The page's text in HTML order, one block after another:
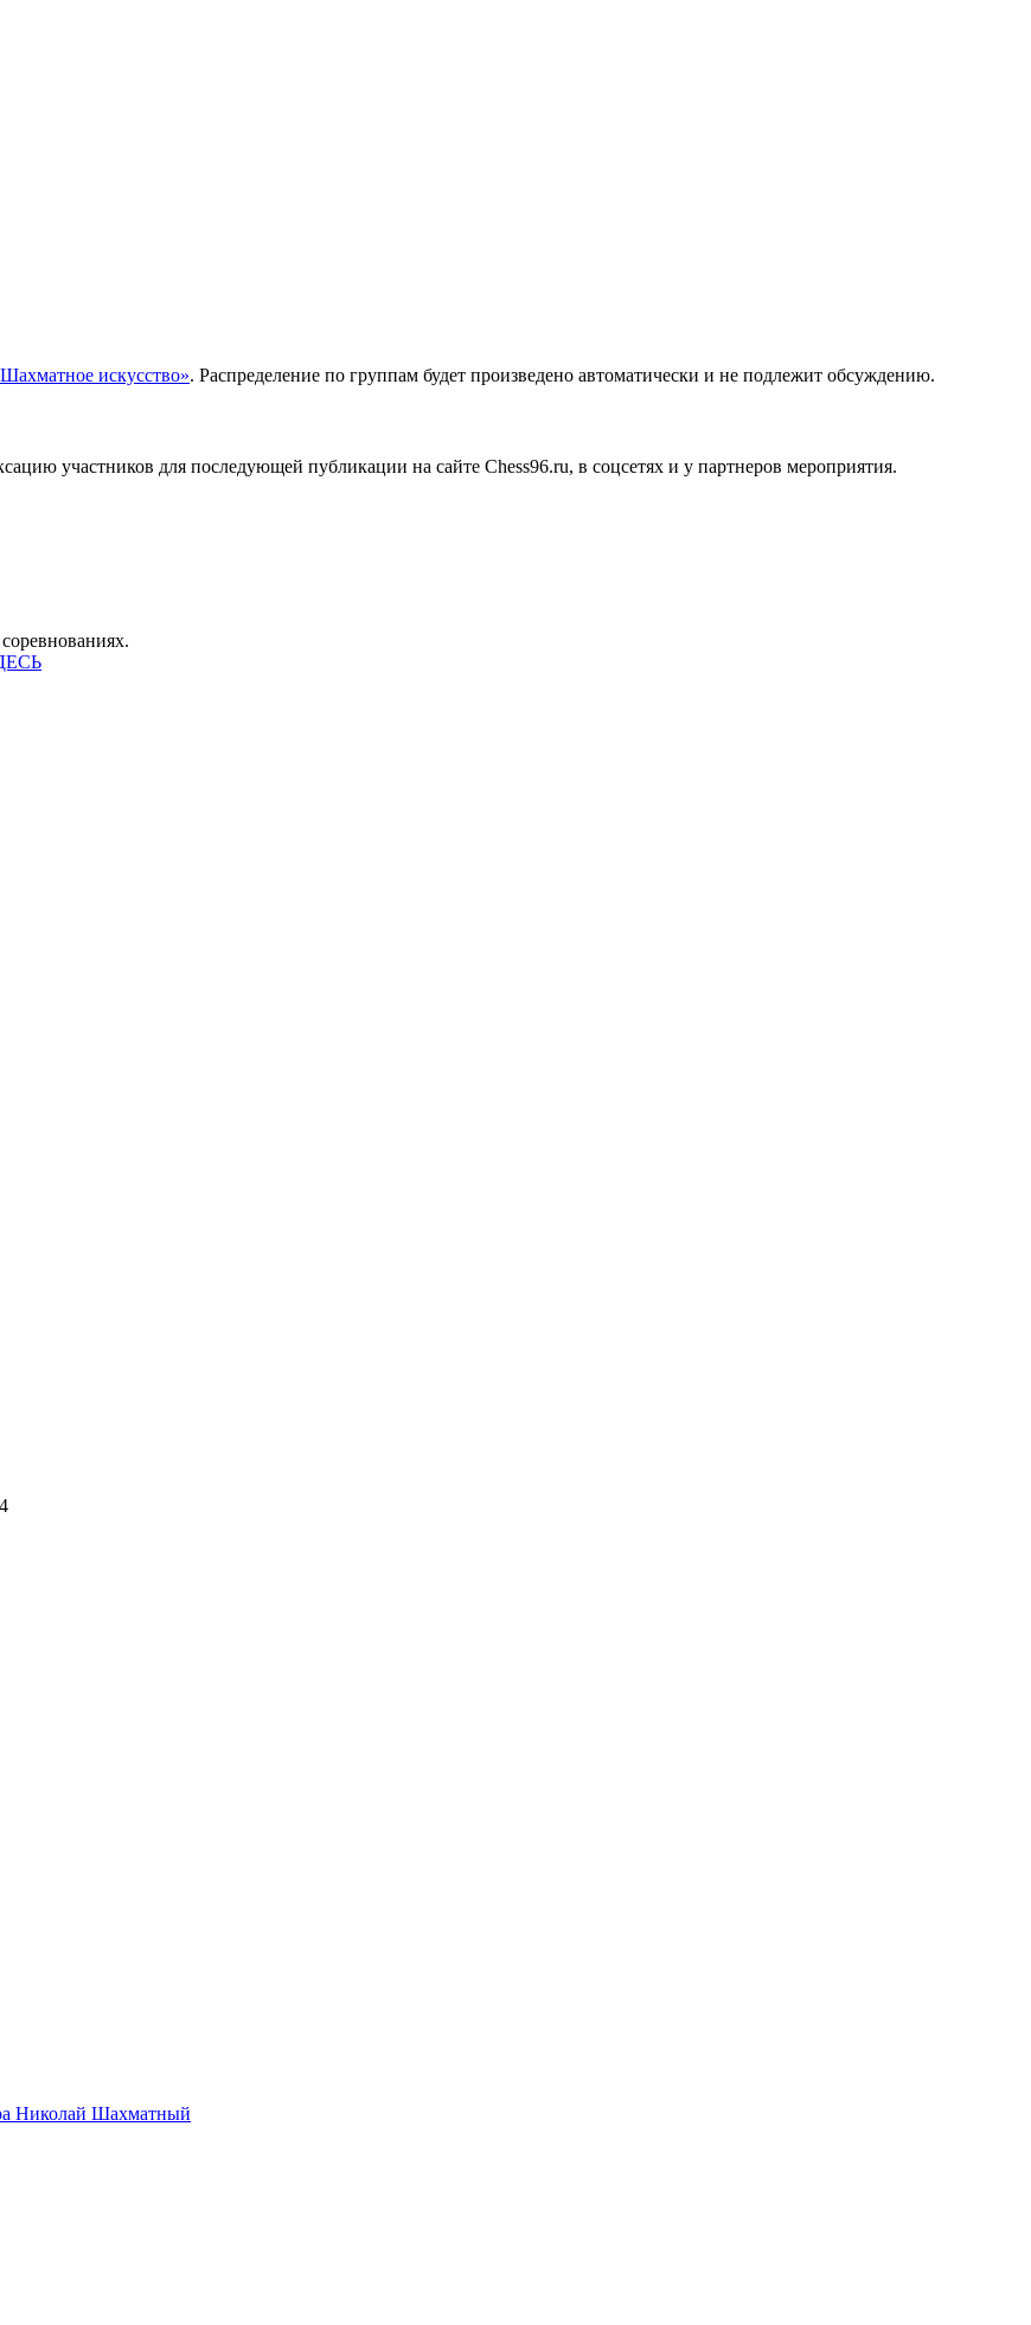
искусство». Распределение по группам будет произведено автоматически и не подлежит обсуждению.
участников для последующей публикации на сайте Chess96.ru, в соцсетях и у партнеров мероприятия.
Николай Шахматный